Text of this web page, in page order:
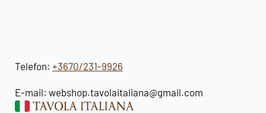
Telefon: +3670/231-9926
E-mail: webshop.tavolaitaliana@gmail.com